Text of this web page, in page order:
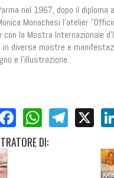
nel 1967, dopo il
Monachesi l’atelier
con la Mostra Internazionale
diverse mostre e
e l’illustrazione.
Facebook X
DI: